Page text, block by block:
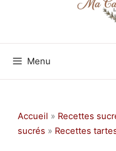
Menu
Accueil » Recettes
sucrés » Recettes